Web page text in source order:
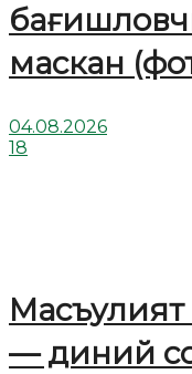
маскан
04.08.2026
18
— диний